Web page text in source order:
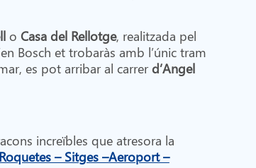
o Casa del Rellotge, realitzada pel
Bosch et trobaràs amb l’únic tram
es pot arribar al carrerd’Angel
increïbles que atresora la
– Sitges –Aeroport –